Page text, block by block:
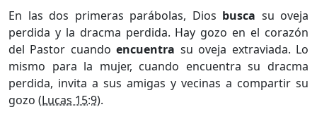
En las dos primeras parábolas, Dios busca su oveja
perdida y la dracma perdida. Hay gozo en el corazón
del Pastor cuandoencuentra su oveja extraviada. Lo
mismo para la mujer, cuando encuentra su dracma
perdida, invita a sus amigas y vecinas a compartir su
gozo (Lucas 15:9).